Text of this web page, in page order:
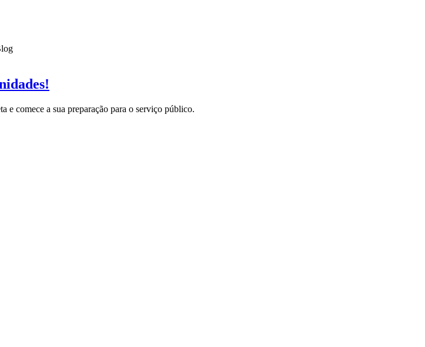
e comece a sua preparação para o serviço público.